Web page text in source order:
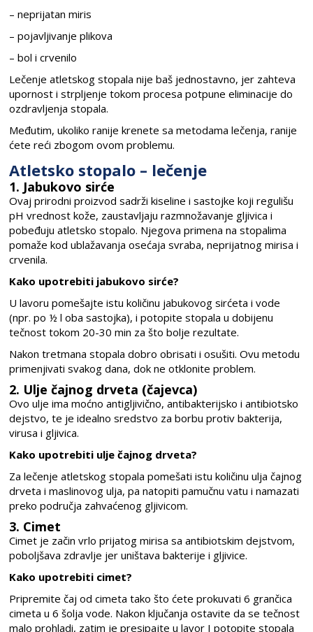
– neprijatan miris
– pojavljivanje plikova
– bol i crvenilo
Lečenje atletskog stopala nije baš jednostavno, jer zahteva
upornost i strpljenje tokom procesa potpune eliminacije do
ozdravljenja stopala.
Međutim, ukoliko ranije krenete sa metodama lečenja, ranije
ćete reći zbogom ovom problemu.
Atletsko stopalo – lečenje
1. Jabukovo sirće
Ovaj prirodni proizvod sadrži kiseline i sastojke koji regulišu
pH vrednost kože, zaustavljaju razmnožavanje gljivica i
pobeđuju atletsko stopalo. Njegova primena na stopalima
pomaže kod ublažavanja osećaja svraba, neprijatnog mirisa i
crvenila.
Kako upotrebiti jabukovo sirće?
U lavoru pomešajte istu količinu jabukovog sirćeta i vode
(npr. po ½ l oba sastojka), i potopite stopala u dobijenu
tečnost tokom 20-30 min za što bolje rezultate.
Nakon tretmana stopala dobro obrisati i osušiti. Ovu metodu
primenjivati svakog dana, dok ne otklonite problem.
2. Ulje čajnog drveta (čajevca)
Ovo ulje ima moćno antigljivično, antibakterijsko i antibiotsko
dejstvo, te je idealno sredstvo za borbu protiv bakterija,
virusa i gljivica.
Kako upotrebiti ulje čajnog drveta?
Za lečenje atletskog stopala pomešati istu količinu ulja čajnog
drveta i maslinovog ulja, pa natopiti pamučnu vatu i namazati
preko područja zahvaćenog gljivicom.
3. Cimet
Cimet je začin vrlo prijatog mirisa sa antibiotskim dejstvom,
poboljšava zdravlje jer uništava bakterije i gljivice.
Kako upotrebiti cimet?
Pripremite čaj od cimeta tako što ćete prokuvati 6 grančica
cimeta u 6 šolja vode. Nakon ključanja ostavite da se tečnost
malo prohladi, zatim je presipajte u lavor I potopite stopala